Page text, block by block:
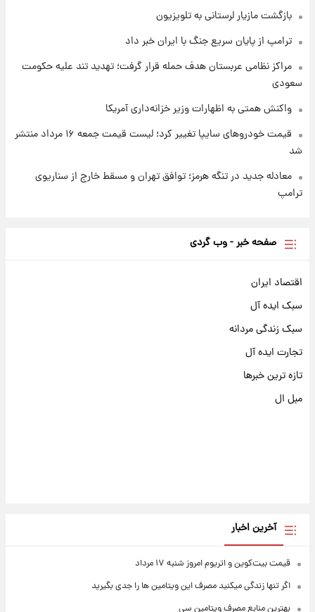
بازگشت مازیار لرستانی به تلویزیون
ترامپ از پایان سریع جنگ با ایران خبر داد
مراکز نظامی عربستان هدف حمله قرار گرفت؛ تهدید تند علیه حکومت
سعودی
واکنش همتی به اظهارات وزیر خزانه‌داری آمریکا
قیمت خودروهای سایپا تغییر کرد؛ لیست قیمت جمعه ۱۶ مرداد منتشر
شد
معادله جدید در تنگه هرمز؛ توافق تهران و مسقط خارج از سناریوی
ترامپ
صفحه خبر - وب گردی
اقتصاد ایران
سبک ایده آل
سبک زندگی مردانه
تجارت ایده آل
تازه ترین خبرها
مبل ال
آخرین اخبار
قیمت بیت‌کوین و اتریوم امروز شنبه ۱۷ مرداد
اگر تنها زندگی میکنید مصرف این ویتامین ها را جدی بگیرید
بهترین منابع مصرف ویتامین سی